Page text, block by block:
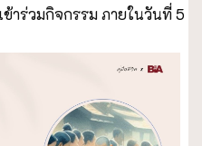
าร่วมกิจกรรม ภายในวันที่ 5